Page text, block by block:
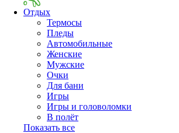
Отдых
Термосы
Пледы
Автомобильные
Женские
Мужские
Очки
Для бани
Игры
Игры и головоломки
В полёт
Показать все